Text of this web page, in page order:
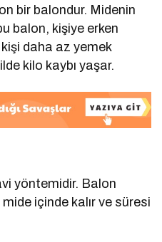
bir balondur. Midenin
balon, kişiye erken
daha az yemek
kilo kaybı yaşar.
yöntemidir. Balon
içinde kalır ve süresi